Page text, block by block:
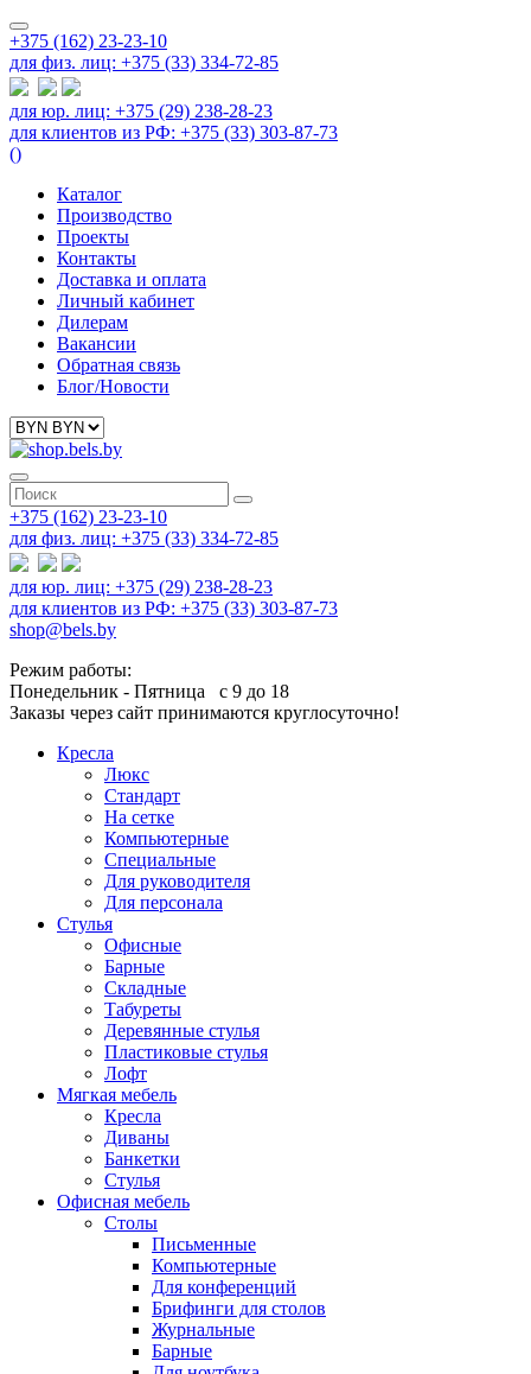
+375 (162) 23-23-10
для физ. лиц: +375 (33) 334-72-85
для юр. лиц: +375 (29) 238-28-23
для клиентов из РФ: +375 (33) 303-87-73
()
Каталог
Производство
Проекты
Контакты
Доставка и оплата
Личный кабинет
Дилерам
Вакансии
Обратная связь
Блог/Новости
+375 (162) 23-23-10
для физ. лиц: +375 (33) 334-72-85
для юр. лиц: +375 (29) 238-28-23
для клиентов из РФ: +375 (33) 303-87-73
shop@bels.by
Режим работы:
Понедельник - Пятница с 9 до 18
Заказы через сайт принимаются круглосуточно!
Кресла
Люкс
Стандарт
На сетке
Компьютерные
Специальные
Для руководителя
Для персонала
Стулья
Офисные
Барные
Складные
Табуреты
Деревянные стулья
Пластиковые стулья
Лофт
Мягкая мебель
Кресла
Диваны
Банкетки
Стулья
Офисная мебель
Столы
Письменные
Компьютерные
Для конференций
Брифинги для столов
Журнальные
Барные